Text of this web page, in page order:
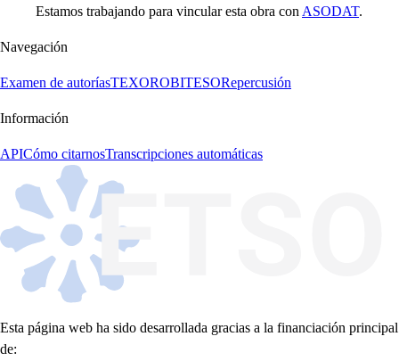
Estamos trabajando para vincular esta obra con ASODAT.
Navegación
Examen de autoríasTEXOROBITESORepercusión
Información
APICómo citarnosTranscripciones automáticas
Esta página web ha sido desarrollada gracias a la financiación principal
de: